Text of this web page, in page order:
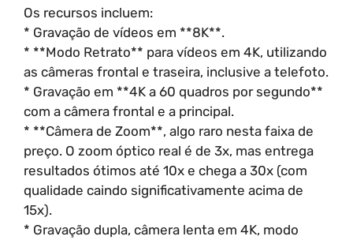
Os recursos incluem:
* Gravação de vídeos em **8K**.
* **Modo Retrato** para vídeos em 4K, utilizando
as câmeras frontal e traseira, inclusive a telefoto.
* Gravação em **4K a 60 quadros por segundo**
com a câmera frontal e a principal.
* **Câmera de Zoom**, algo raro nesta faixa de
preço. O zoom óptico real é de 3x, mas entrega
resultados ótimos até 10x e chega a 30x (com
qualidade caindo significativamente acima de
15x).
* Gravação dupla, câmera lenta em 4K, modo